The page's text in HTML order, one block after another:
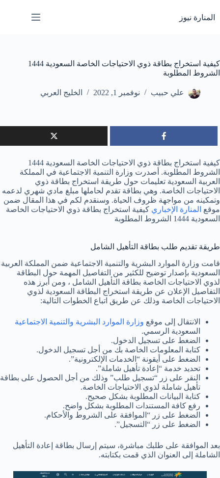
إلى
المحتوى
المنارة نيوز
كيفية استخراج بطاقة ذوي الاحتياجات الخاصة السعودية 1444
الشروط المطلوبة
علي حبيب نوفمبر 1, 2022 الخليج العربي
كيفية استخراج بطاقة ذوي الاحتياجات الخاصة السعودية 1444
الشروط المطلوبة. أصدرت وزارة التنمية الاجتماعية في المملكة
العربية السعودية تعليمات حول طريقة استخراج بطاقة ذوي
الاحتياجات الخاصة. وهي بطاقة تقدم لحاملها مبلغ مادي شهري لدعمه
وتمكينه من مواجهة ظروف الحياة. وسنقدم لكم في هذا المقال ضمن
موقع المنارة الإخباري كيفية استخراج بطاقة ذوي الاحتياجات الخاصة
السعودية 1444 الشروط المطلوبة
طريقة تقديم طلب بطاقة التأهيل الشامل
قامت وزارة الموارد البشرية والتنمية الاجتماعية ضمن المملكة العربية
السعودية بإصدار توضيح للكثير من التفاصيل المهمة حول البطاقة
لذوي الاحتياجات الخاصة بطاقة التأهيل الشامل ، ومن أبرز هذه
التفاصيل الإعلان عن طريقة استخراج البطاقة السعودية لذوي
الاحتياجات الخاصة وذلك عن طريق اتباع الخطوات التالية:
الانتقال إلى موقع وزارة الموارد البشرية والتنمية الاجتماعية
السعودية الرسمي.
الضغط على تسجيل الدخول.
كتابة المعلومات الخاصة بك من أجل تسجيل الدخول.
الضغط على أيقونة “الخدمات الإلكترونية”.
تحديد خدمة “إعادة تأهيل شاملة”.
النقر على زر “تسجيل طلب” وذلك من أجل الحصول على بطاقة
تأهيل شاملة لذوي الاحتياجات الخاصة.
كتابة البيانات المطلوبة بشكل صحيح.
رفع كافة المستندات المطلوبة بشكل واضح.
الضغط على زر “الموافقة على الشروط والأحكام.
الضغط على زر “التسجيل”.
بعد الموافقة على طلبك مباشرة، سيتم إرسال بطاقة إعادة التأهيل
الشاملة إلى العنوان الذي قمت بكتابته.